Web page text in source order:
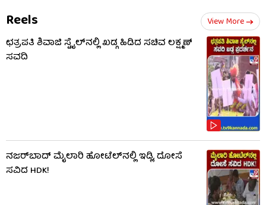
Reels View More
ಛತ್ರಪತಿ ಶಿವಾಜಿ ಸ್ಟೈಲ್​ನಲ್ಲಿ ಖಡ್ಗ ಹಿಡಿದ ಸಚಿವ ಲಕ್ಷ್ಮಣ್
ಸವದಿ
ನಜರ್‌ಬಾದ್ ಮೈಲಾರಿ ಹೋಟೆಲ್‌ನಲ್ಲಿ ಇಡ್ಲಿ, ದೋಸೆ
ಸವಿದ HDK!